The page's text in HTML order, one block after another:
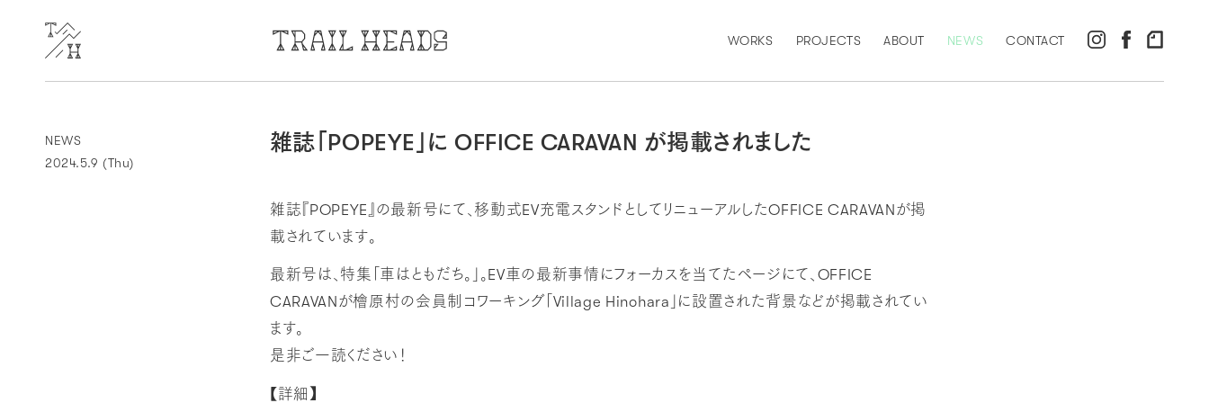
WORKS PROJECTS ABOUT NEWS CONTACT
NEWS
2024.5.9 (Thu)
雑誌「POPEYE」に OFFICE CARAVAN が掲載されました
雑誌『POPEYE』の最新号にて、移動式EV充電スタンドとしてリニューアルしたOFFICE CARAVANが掲
載されています。
最新号は、特集「車はともだち。」。EV車の最新事情にフォーカスを当てたページにて、OFFICE
CARAVANが檜原村の会員制コワーキング「Village Hinohara」に設置された背景などが掲載されてい
ます。
是非ご一読ください！
【詳細】